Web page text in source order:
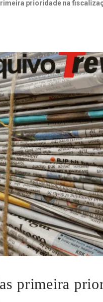
prioridade na
primeira